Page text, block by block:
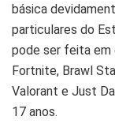
básica
particulares do
pode ser feita em
Fortnite, Brawl
Valorant e Just
17 anos.